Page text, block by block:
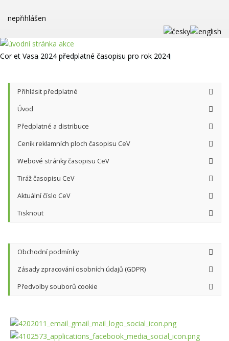
nepřihlášen
Cor et Vasa 2024 předplatné časopisu pro rok 2024
Přihlásit předplatné
Úvod
Předplatné a distribuce
Ceník reklamních ploch časopisu CeV
Webové stránky časopisu CeV
Tiráž časopisu CeV
Aktuální číslo CeV
Tisknout
Obchodní podmínky
Zásady zpracování osobních údajů (GDPR)
Předvolby souborů cookie